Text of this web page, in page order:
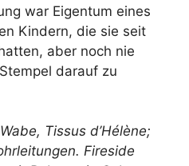
war Eigentum eines
Kindern, die sie seit
aber noch nie
darauf zu
Tissus d’Hélène;
Fireside